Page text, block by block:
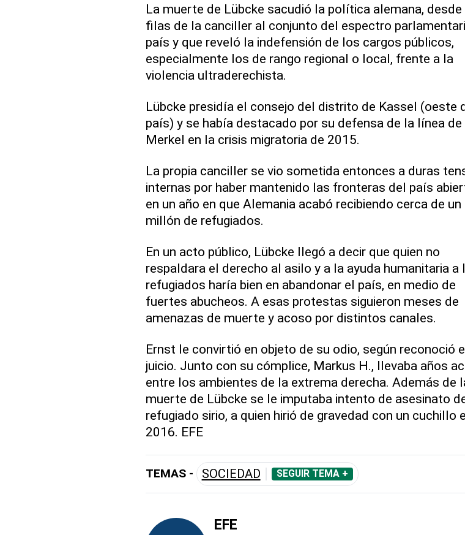
La muerte de Lübcke sacudió la política alemana, desde
filas de la canciller al conjunto del espectro
país y que reveló la indefensión de los cargos públicos,
especialmente los de rango regional o local, frente a la
violencia ultraderechista.
Lübcke presidía el consejo del distrito de Kassel (oeste
país) y se había destacado por su defensa de la línea de
Merkel en la crisis migratoria de 2015.
La propia canciller se vio sometida entonces a duras
internas por haber mantenido las fronteras del país
en un año en que Alemania acabó recibiendo cerca de un
millón de refugiados.
En un acto público, Lübcke llegó a decir que quien no
respaldara el derecho al asilo y a la ayuda humanitaria a
refugiados haría bien en abandonar el país, en medio de
fuertes abucheos. A esas protestas siguieron meses de
amenazas de muerte y acoso por distintos canales.
Ernst le convirtió en objeto de su odio, según reconoció
juicio. Junto con su cómplice, Markus H., llevaba años
entre los ambientes de la extrema derecha. Además de
muerte de Lübcke se le imputaba intento de asesinato
refugiado sirio, a quien hirió de gravedad con un cuchillo
2016. EFE
TEMAS - SOCIEDAD SEGUIR TEMA +
EFE